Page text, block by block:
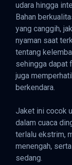
udara hingga
Bahan
yang canggih,
nyaman saat
tentang
sehingga dapat
juga
berkendara.
Jaket ini cocok
dalam cuaca
terlalu ekstrim,
menengah,
sedang.